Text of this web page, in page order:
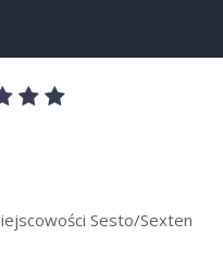
Sesto/Sexten